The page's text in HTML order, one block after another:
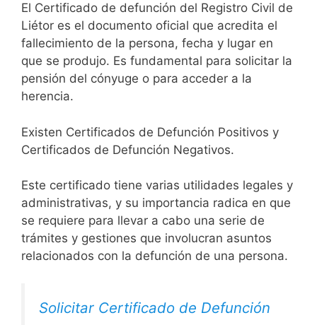
El Certificado de defunción del Registro Civil de
Liétor es el documento oficial que acredita el
fallecimiento de la persona, fecha y lugar en
que se produjo. Es fundamental para solicitar la
pensión del cónyuge o para acceder a la
herencia.
Existen Certificados de Defunción Positivos y
Certificados de Defunción Negativos.
Este certificado tiene varias utilidades legales y
administrativas, y su importancia radica en que
se requiere para llevar a cabo una serie de
trámites y gestiones que involucran asuntos
relacionados con la defunción de una persona.
Solicitar Certificado de Defunción